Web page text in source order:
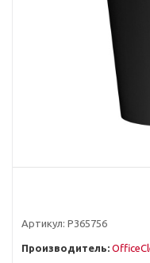
Артикул: Р365756
Производитель: